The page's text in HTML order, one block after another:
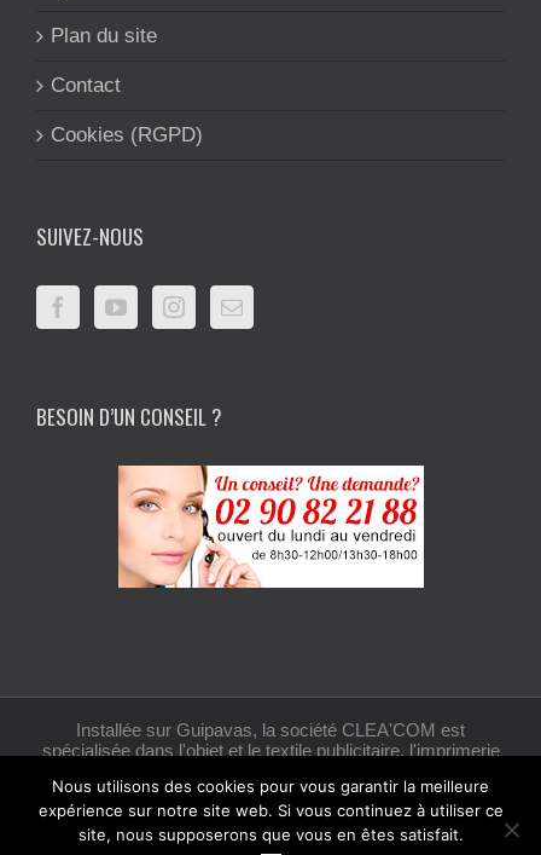
Plan du site
Contact
Cookies (RGPD)
SUIVEZ-NOUS
BESOIN D’UN CONSEIL ?
Installée sur Guipavas, la société CLEA'COM est
spécialisée dans l'objet et le textile publicitaire, l'imprimerie
Facebook
Nous utilisons des cookies pour vous garantir la meilleure
expérience sur notre site web. Si vous continuez à utiliser ce
site, nous supposerons que vous en êtes satisfait.